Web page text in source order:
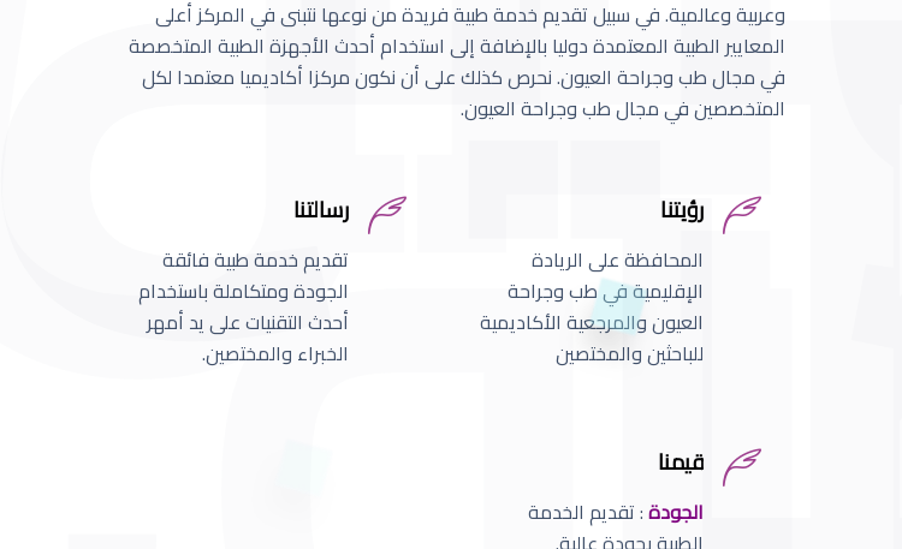
وعربية وعالمية. في سبيل تقديم خدمة طبية فريدة من نوعها نتبنى في المركز أعلى
المعايير الطبية المعتمدة دوليا بالإضافة إلى استخدام أحدث الأجهزة الطبية المتخصصة
في مجال طب وجراحة العيون. نحرص كذلك على أن نكون مركزا أكاديميا معتمدا لكل
المتخصصين في مجال طب وجراحة العيون.
رؤيتنا
المحافظة على الريادة
الإقليمية في طب وجراحة
العيون والمرجعية الأكاديمية
للباحثين والمختصين
رسالتنا
تقديم خدمة طبية فائقة
الجودة ومتكاملة باستخدام
أحدث التقنيات على يد أمهر
الخبراء والمختصين.
قيمنا
الجودة: تقديم الخدمة